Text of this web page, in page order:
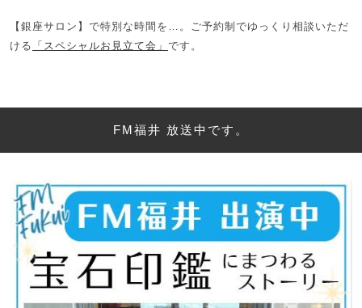
【銀座サロン】で特別な時間を…。ご予約制でゆっくり相談いただ
ける 「スペシャルお見立て会」 です。
FM福井 放送中です。